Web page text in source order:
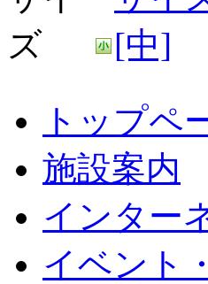
トップペ
施設案内
インター
イベント